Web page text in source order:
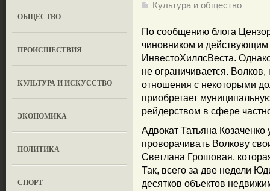
ОБЩЕСТВО
ПРОИСШЕСТВИЯ
КУЛЬТУРА И ИСКУССТВО
ЭКОНОМИКА
ПОЛИТИКА
СПОРТ
Культура и общество
По сообщению блога
чиновником и
ИнвестоХиллсВеста.
не ограничивается.
отношения с некоторыми
приобретает
рейдерством в сфере
Адвокат Татьяна Козаченко
проворачивать Волкову
Светлана Грошовая,
Так, всего за две недели
десятков объектов